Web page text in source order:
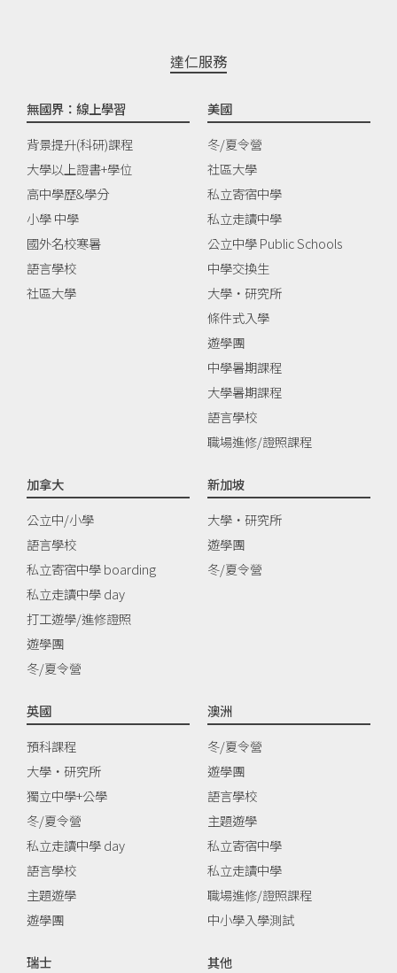
達仁服務
無國界：線上學習
背景提升(科研)課程
大學以上證書+學位
高中學歷&學分
小學 中學
國外名校寒暑
語言學校
社區大學
美國
冬/夏令營
社區大學
私立寄宿中學
私立走讀中學
公立中學 Public Schools
中學交換生
大學‧研究所
條件式入學
遊學團
中學暑期課程
大學暑期課程
語言學校
職場進修/證照課程
加拿大
公立中/小學
語言學校
私立寄宿中學 boarding
私立走讀中學 day
打工遊學/進修證照
遊學團
冬/夏令營
新加坡
大學‧研究所
遊學團
冬/夏令營
英國
預科課程
大學‧研究所
獨立中學+公學
冬/夏令營
私立走讀中學 day
語言學校
主題遊學
遊學團
澳洲
冬/夏令營
遊學團
語言學校
主題遊學
私立寄宿中學
私立走讀中學
職場進修/證照課程
中小學入學測試
瑞士
其他